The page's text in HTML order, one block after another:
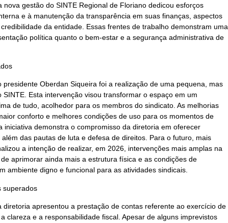
gestão do SINTE Regional de Floriano dedicou esforços
e à manutenção da transparência em suas finanças, aspectos
da entidade. Essas frentes de trabalho demonstram uma
política quanto o bem-estar e a segurança administrativa de
Oberdan Siqueira foi a realização de uma pequena, mas
Esta intervenção visou transformar o espaço em um
de tudo, acolhedor para os membros do sindicato. As melhorias
conforto e melhores condições de uso para os momentos de
iniciativa demonstra o compromisso da diretoria em oferecer
das pautas de luta e defesa de direitos. Para o futuro, mais
a intenção de realizar, em 2026, intervenções mais amplas na
aprimorar ainda mais a estrutura física e as condições de
ambiente digno e funcional para as atividades sindicais.
superados
apresentou a prestação de contas referente ao exercício de
clareza e a responsabilidade fiscal. Apesar de alguns imprevistos